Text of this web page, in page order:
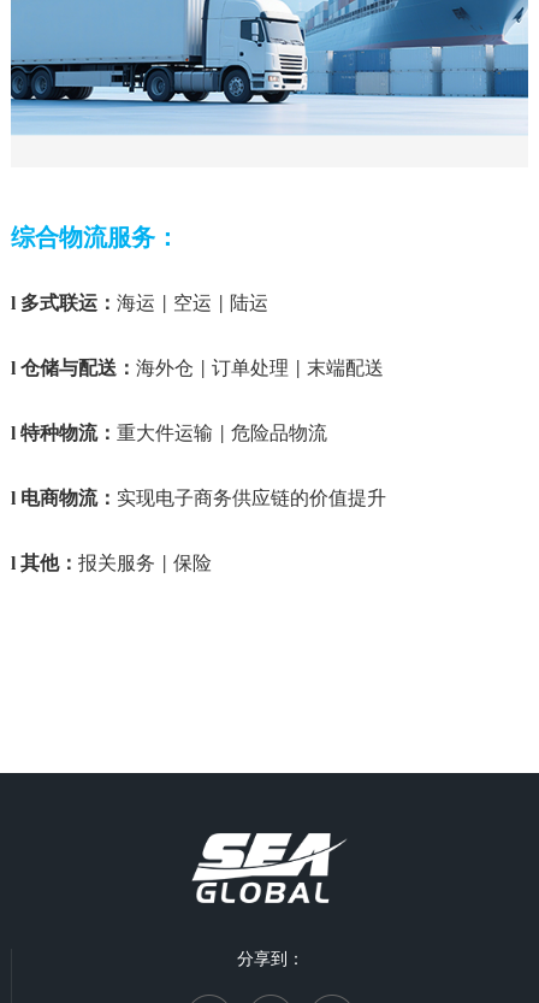
综合物流服务：
l 多式联运： 海运 空运 陆运
l 仓储与配送 ： 海外仓 订单处理 末端配送
l 特种物流： 重大件运输 危险品物流
l 电商物流： 实现电子商务供应链的价值提升
l 其他： 报关服务 保险
分享到：